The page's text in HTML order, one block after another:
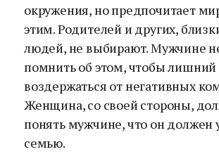
окружения, но предпочитает
этим. Родителей и других,
людей, не выбирают. Мужчине
помнить об этом, чтобы лишний
воздержаться от негативных
Женщина, со своей стороны,
понять мужчине, что он должен
семью.